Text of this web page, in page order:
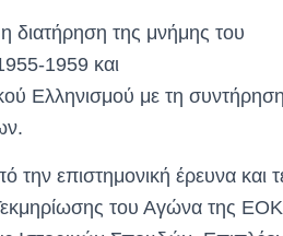
διατήρηση της μνήμης του
1959 και
Ελληνισμού με τη συντήρηση
επιστημονική έρευνα και
Τεκμηρίωσης του Αγώνα της